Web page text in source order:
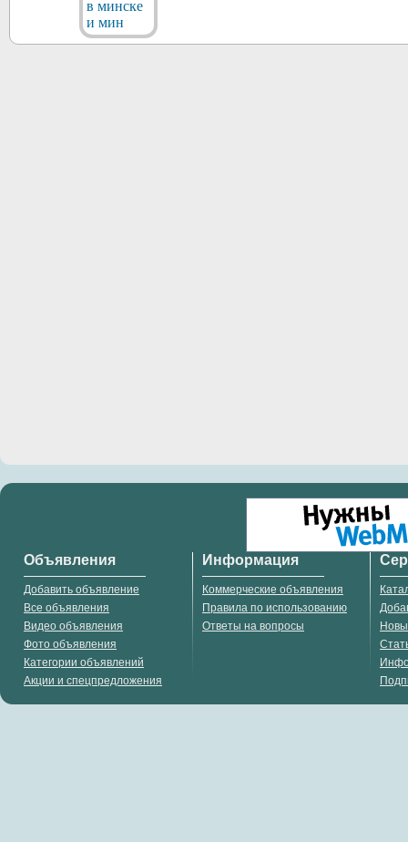
Объявления
Добавить объявление
Все объявления
Видео объявления
Фото объявления
Категории объявлений
Акции и спецпредложения
Информация
Коммерческие объявления
Правила по использованию
Ответы на вопросы